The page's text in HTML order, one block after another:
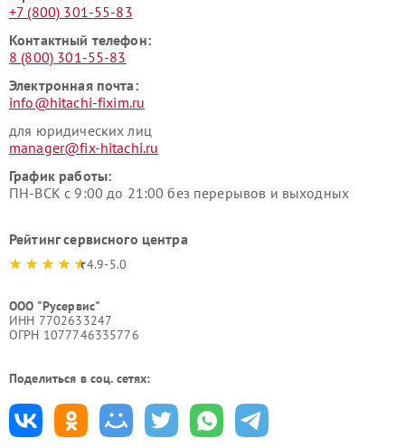
+7 (800) 301-55-83
Контактный телефон:
8 (800) 301-55-83
Электронная почта:
info@hitachi-fixim.ru
для юридических лиц
manager@fix-hitachi.ru
График работы:
ПН-ВСК с 9:00 до 21:00 без перерывов и выходных
Рейтинг сервисного центра
4.9-5.0
ООО "Русервис"
ИНН 7702633247
ОГРН 1077746335776
Поделиться в соц. сетях: